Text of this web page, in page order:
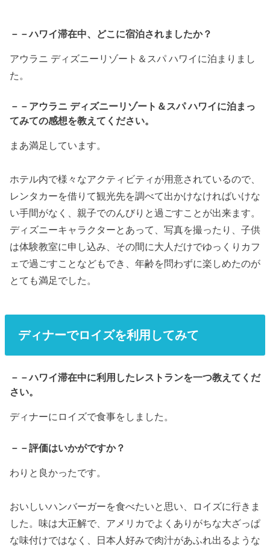
－－ハワイ滞在中、どこに宿泊されましたか？
アウラニ ディズニーリゾート＆スパ ハワイに泊まりまし
た。
－－アウラニ ディズニーリゾート＆スパ ハワイに泊まっ
てみての感想を教えてください。
まあ満足しています。
ホテル内で様々なアクティビティが用意されているので、
レンタカーを借りて観光先を調べて出かけなければいけな
い手間がなく、親子でのんびりと過ごすことが出来ます。
ディズニーキャラクターとあって、写真を撮ったり、子供
は体験教室に申し込み、その間に大人だけでゆっくりカフ
ェで過ごすことなどもでき、年齢を問わずに楽しめたのが
とても満足でした。
ディナーでロイズを利用してみて
－－ハワイ滞在中に利用したレストランを一つ教えてくだ
さい。
ディナーにロイズで食事をしました。
－－評価はいかがですか？
わりと良かったです。
おいしいハンバーガーを食べたいと思い、ロイズに行きま
した。味は大正解で、アメリカでよくありがちな大ざっぱ
な味付けではなく、日本人好みで肉汁があふれ出るような